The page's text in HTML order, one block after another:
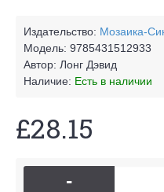
Издательство: Мозаика-
Модель: 9785431512933
Автор: Лонг Дэвид
Наличие: Есть в наличии
£28.15
-